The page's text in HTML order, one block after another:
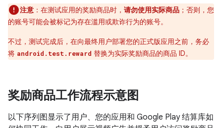
注意 ：在测试应用的奖励商品时， 请勿使用实际商品 ；否则，您
的账号可能会被标记为存在滥用或欺诈行为的账号。
不过，测试完成后，在向最终用户部署您的正式版应用之前，务必
将 android.test.reward 替换为实际奖励商品的商品 ID。
奖励商品工作流程示意图
以下序列图显示了用户、您的应用和 Google Play 结算库如